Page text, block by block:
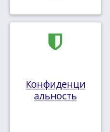
Конфиденци
альность